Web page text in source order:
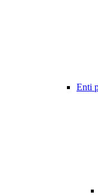
Enti